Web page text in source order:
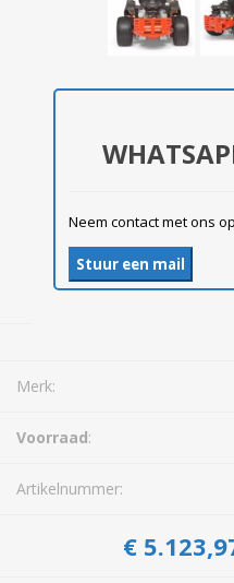
Neem contact met ons
Stuur een mail
Merk:
Voorraad:
Artikelnummer:
€